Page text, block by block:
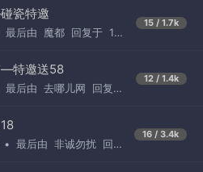
瓷特邀
最后由 魔都 回复于 12
15 / 1.7k
特邀送58
最后由 去哪儿网
回复于
12 / 1.4k
• 最后由 非诚勿扰 回复
16 / 3.4k